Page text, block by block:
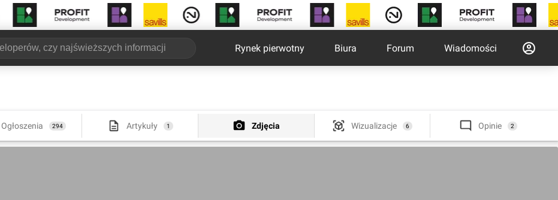
Rynek pierwotny Biura Forum Wiadomości
Ogłoszenia 294 Artykuły 1 Zdjęcia Wizualizacje 6 Opinie 2